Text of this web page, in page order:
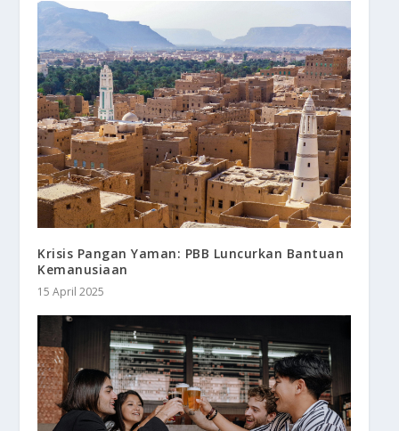
Krisis Pangan Yaman: PBB Luncurkan Bantuan
Kemanusiaan
15 April 2025